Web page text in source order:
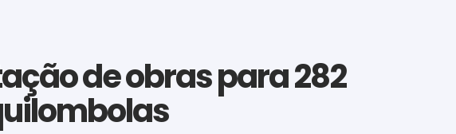
de obras para 282